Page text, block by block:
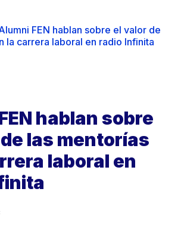
FEN hablan sobre el valor de
la carrera laboral en radio Infinita
hablan sobre
las mentorías
laboral en